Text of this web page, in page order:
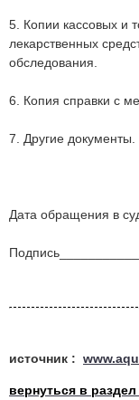
5. Копии кассовых и
лекарственных
обследования.
6. Копия справки с
7. Другие документы.
Дата обращения в
Подпись____________
источник :
вернуться в